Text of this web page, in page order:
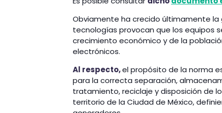
Obviamente ha crecido últimamente la
tecnologías provocan que los equipos
crecimiento económico y de la
electrónicos.
Al respecto,el propósito de la norma
para la correcta separación,
tratamiento, reciclaje y disposición de
territorio de la Ciudad de México,